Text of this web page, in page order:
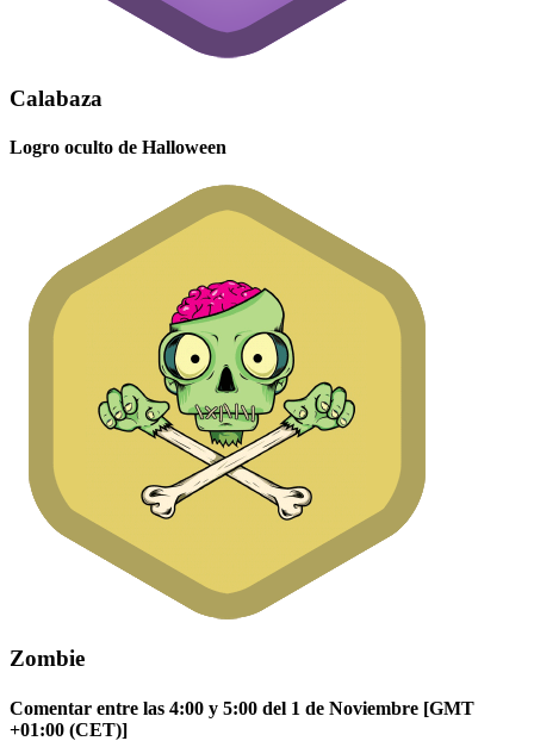
Calabaza
Logro oculto de Halloween
Zombie
Comentar entre las 4:00 y 5:00 del 1 de Noviembre [GMT
+01:00 (CET)]